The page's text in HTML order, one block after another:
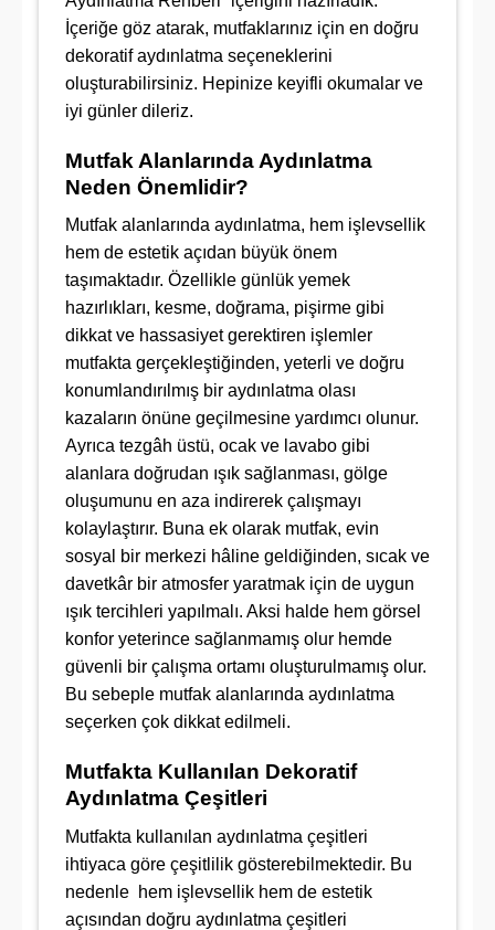
İçeriğe göz atarak, mutfaklarınız için en doğru
dekoratif aydınlatma seçeneklerini
oluşturabilirsiniz. Hepinize keyifli okumalar ve
iyi günler dileriz.
Mutfak Alanlarında Aydınlatma
Neden Önemlidir?
Mutfak alanlarında aydınlatma, hem işlevsellik
hem de estetik açıdan büyük önem
taşımaktadır. Özellikle günlük yemek
hazırlıkları, kesme, doğrama, pişirme gibi
dikkat ve hassasiyet gerektiren işlemler
mutfakta gerçekleştiğinden, yeterli ve doğru
konumlandırılmış bir aydınlatma olası
kazaların önüne geçilmesine yardımcı olunur.
Ayrıca tezgâh üstü, ocak ve lavabo gibi
alanlara doğrudan ışık sağlanması, gölge
oluşumunu en aza indirerek çalışmayı
kolaylaştırır. Buna ek olarak mutfak, evin
sosyal bir merkezi hâline geldiğinden, sıcak ve
davetkâr bir atmosfer yaratmak için de uygun
ışık tercihleri yapılmalı. Aksi halde hem görsel
konfor yeterince sağlanmamış olur hemde
güvenli bir çalışma ortamı oluşturulmamış olur.
Bu sebeple mutfak alanlarında aydınlatma
seçerken çok dikkat edilmeli.
Mutfakta Kullanılan Dekoratif
Aydınlatma Çeşitleri
Mutfakta kullanılan aydınlatma çeşitleri
ihtiyaca göre çeşitlilik gösterebilmektedir. Bu
nedenle hem işlevsellik hem de estetik
açısından doğru aydınlatma çeşitleri